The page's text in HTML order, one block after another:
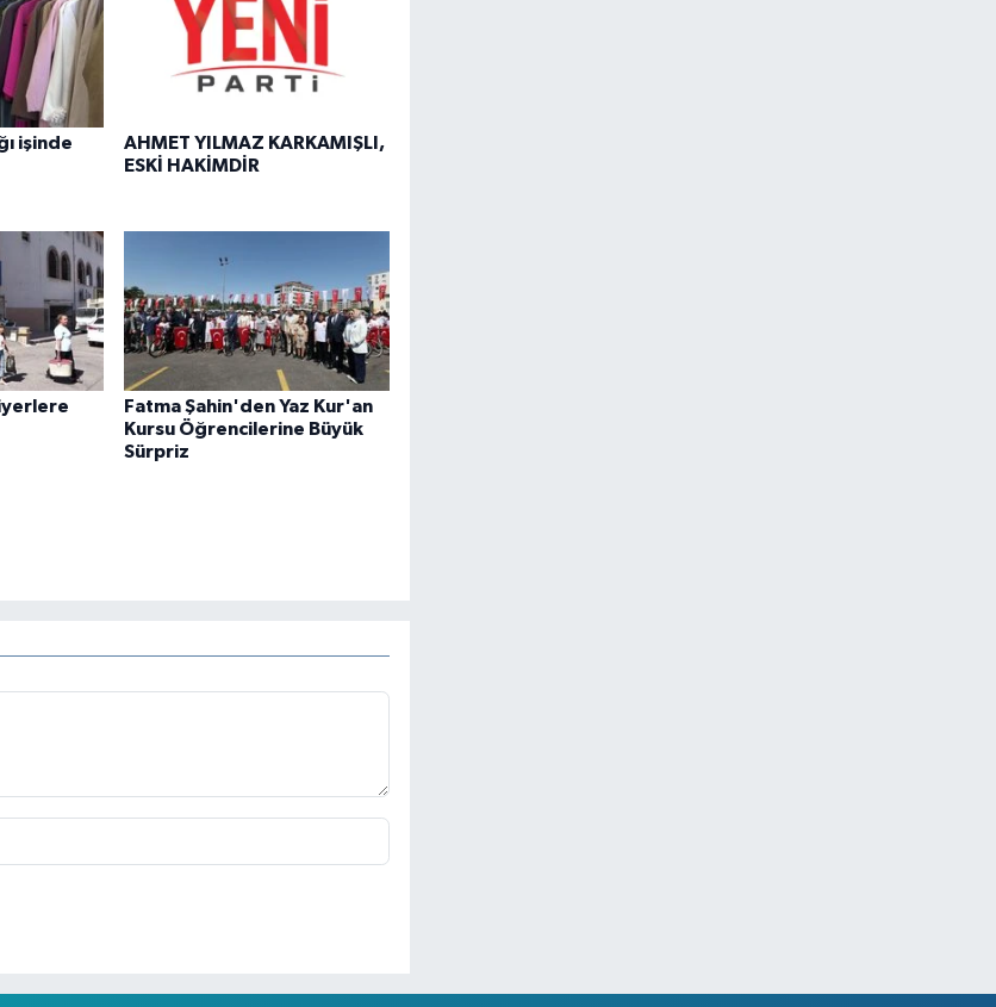
işinde
AHMET YILMAZ KARKAMIŞLI,
ESKİ HAKİMDİR
Fatma Şahin'den Yaz Kur'an
Kursu Öğrencilerine Büyük
Sürpriz